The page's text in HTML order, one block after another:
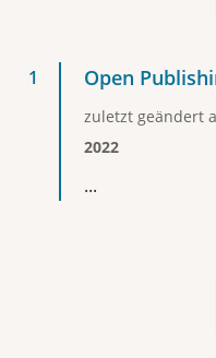
Open
zuletzt geändert
2022
...